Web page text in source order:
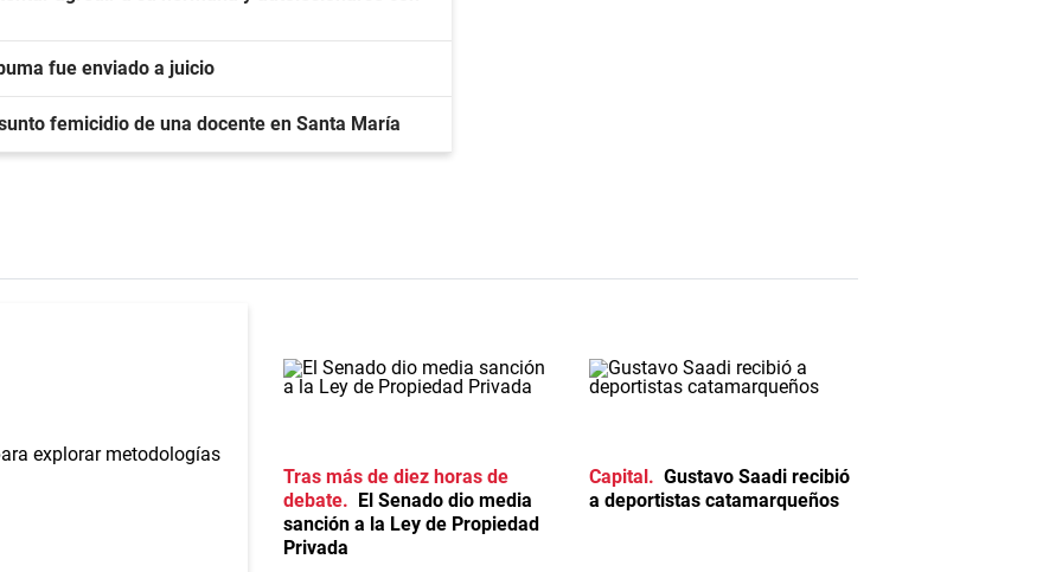
fue enviado a juicio
femicidio de una docente en Santa María
Tras más de diez horas de
debate
El Senado dio media
sanción a la Ley de Propiedad
Privada
Capital
Gustavo Saadi recibió
a deportistas catamarqueños